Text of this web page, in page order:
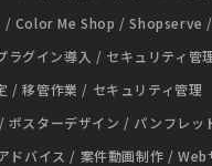
Color Me Shop / Shopserve
ラグイン導入 / セキュリティ管
/ 移管作業 / セキュリティ管理
スターデザイン / パンフレッ
バイス / 案件動画制作 / Web